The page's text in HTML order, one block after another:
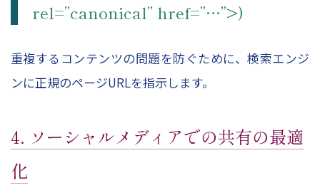
rel=”canonical” href=”…”>)
重複するコンテンツの問題を防ぐために、検索エンジ
ンに正規のページURLを指示します。
4. ソーシャルメディアでの共有の最適
化